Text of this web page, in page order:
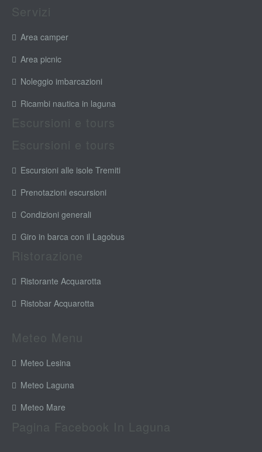
Area camper
Area picnic
Noleggio imbarcazioni
Ricambi nautica in laguna
Escursioni alle isole Tremiti
Prenotazioni escursioni
Condizioni generali
Giro in barca con il Lagobus
Ristorante Acquarotta
Ristobar Acquarotta
Meteo Lesina
Meteo Laguna
Meteo Mare